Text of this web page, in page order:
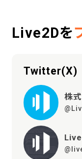
Live2Dを
Twitter(X)
株